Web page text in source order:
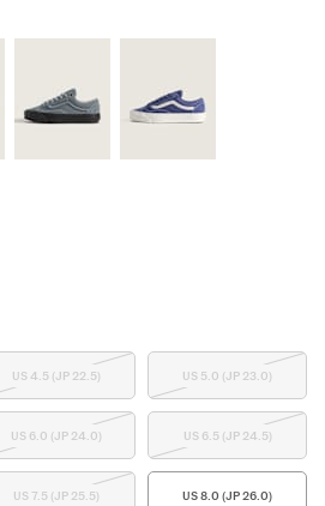
US 4.5 (JP 22.5) US 5.0 (JP 23.0)
US 6.0 (JP 24.0) US 6.5 (JP 24.5)
US 7.5 (JP 25.5) US 8.0 (JP 26.0)